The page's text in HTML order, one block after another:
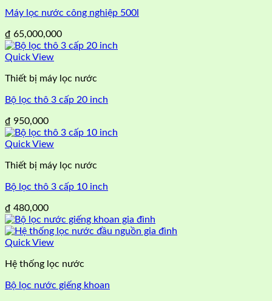
Máy lọc nước công nghiệp 500l
₫ 65,000,000
Quick View
Thiết bị máy lọc nước
Bộ lọc thô 3 cấp 20 inch
₫ 950,000
Quick View
Thiết bị máy lọc nước
Bộ lọc thô 3 cấp 10 inch
₫ 480,000
Quick View
Hệ thống lọc nước
Bộ lọc nước giếng khoan